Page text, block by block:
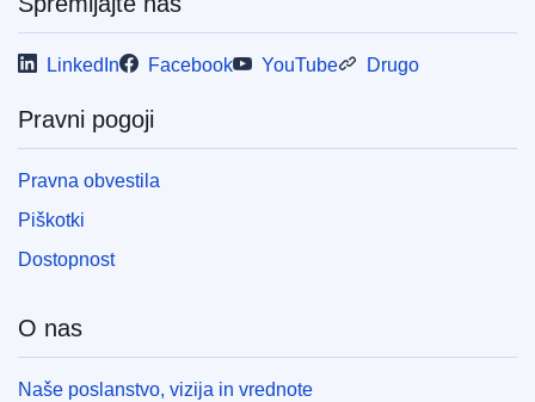
LinkedIn Facebook YouTube Drugo
Pravni pogoji
Pravna obvestila
Piškotki
Dostopnost
O nas
Naše poslanstvo, vizija in vrednote